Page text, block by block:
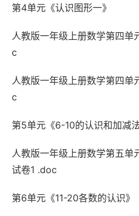
第4单元《认识图形一》
人教版一年级上册数学第四
c
人教版一年级上册数学第四
c
第5单元《6-10的认识和加减法
人教版一年级上册数学第五单
试卷1 .doc
第6单元《11-20各数的认识》